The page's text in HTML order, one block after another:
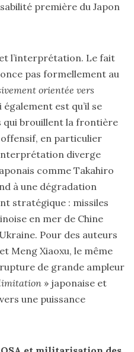
première du Japon
l’interprétation. Le fait
pas formellement au
orientée vers
est qu’il se
qui brouillent la frontière
en particulier
diverge
comme Takahiro
à une dégradation
stratégique : missiles
en mer de Chine
Pour des auteurs
Meng Xiaoxu, le même
de grande ampleur
» japonaise et
une puissance